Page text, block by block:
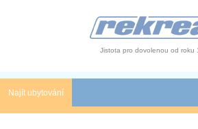
Jistota pro dovolenou od roku
Najít ubytování